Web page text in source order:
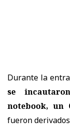
Durante la
se
notebook, un
fueron